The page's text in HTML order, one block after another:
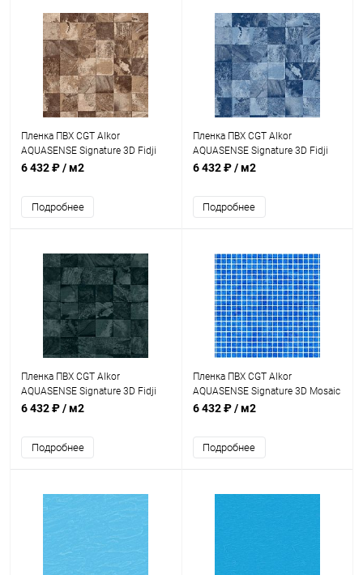
Пленка ПВХ CGT Alkor
AQUASENSE Signature 3D Fidji
Brown Sand 1,8мм 25х1,65м
6 432 ₽/ м2
Подробнее
Пленка ПВХ CGT Alkor
AQUASENSE Signature 3D Fidji
French Coast 1,8мм 25х1,65м
6 432 ₽/ м2
Подробнее
Пленка ПВХ CGT Alkor
AQUASENSE Signature 3D Fidji
Green 1,8мм 25х1,65м
6 432 ₽/ м2
Подробнее
Пленка ПВХ CGT Alkor
AQUASENSE Signature 3D Mosaic
1,8мм 20х1,65м (C1112900)
6 432 ₽/ м2
Подробнее